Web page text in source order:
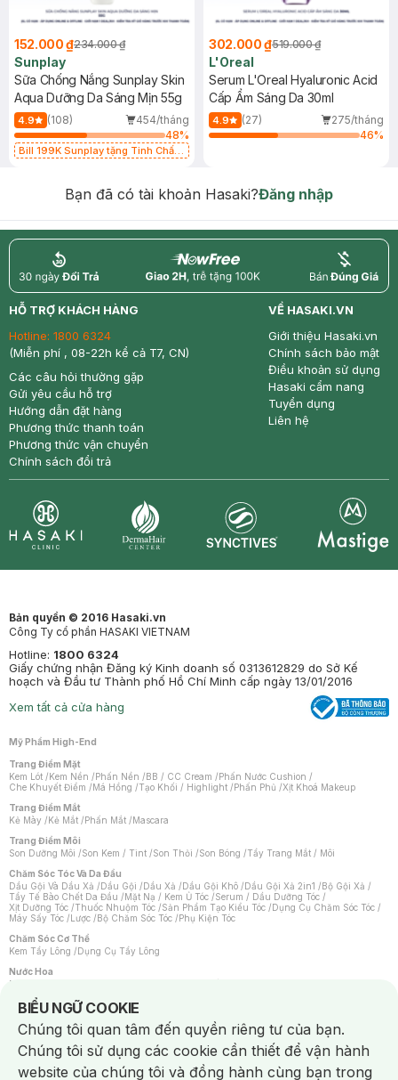
152.000 ₫234.000 ₫
Sunplay
Sữa Chống Nắng Sunplay Skin
Aqua Dưỡng Da Sáng Mịn 55g
4.9 (108)
454/tháng
48%
Bill 199K Sunplay tặng Tinh Chất
302.000 ₫519.000 ₫
L'Oreal
Serum L'Oreal Hyaluronic Acid
Cấp Ẩm Sáng Da 30ml
4.9 (27)
275/tháng
46%
Bạn đã có tài khoản Hasaki?Đăng nhập
return nowfree price
HỖ TRỢ KHÁCH HÀNG
Hotline: 1800 6324
(Miễn phí , 08-22h kể cả T7, CN)
Các câu hỏi thường gặp
Gửi yêu cầu hỗ trợ
Hướng dẫn đặt hàng
Phương thức thanh toán
Phương thức vận chuyển
Chính sách đổi trả
VỀ HASAKI.VN
Giới thiệu Hasaki.vn
Chính sách bảo mật
Điều khoản sử dụng
Hasaki cẩm nang
Tuyển dụng
Liên hệ
Bản quyền © 2016 Hasaki.vn
Công Ty cổ phần HASAKI VIETNAM
Hotline: 1800 6324
Giấy chứng nhận Đăng ký Kinh doanh số 0313612829 do Sở Kế
hoạch và Đầu tư Thành phố Hồ Chí Minh cấp ngày 13/01/2016
Xem tất cả cửa hàng
Mỹ Phẩm High-End
Trang Điểm Mặt
Kem Lót /Kem Nền /Phấn Nền /BB / CC Cream /Phấn Nước Cushion /
Che Khuyết Điểm /Má Hồng /Tạo Khối / Highlight /Phấn Phủ /Xịt Khoá Makeup
Trang Điểm Mắt
Kẻ Mày /Kẻ Mắt /Phấn Mắt /Mascara
Trang Điểm Môi
Son Dưỡng Môi /Son Kem / Tint /Son Thỏi /Son Bóng /Tẩy Trang Mắt / Môi
Chăm Sóc Tóc Và Da Đầu
Dầu Gội Và Dầu Xả /Dầu Gội /Dầu Xả /Dầu Gội Khô /Dầu Gội Xả 2in1 /Bộ Gội Xả /
Tẩy Tế Bào Chết Da Đầu /Mặt Nạ / Kem Ủ Tóc /Serum / Dầu Dưỡng Tóc /
Xịt Dưỡng Tóc /Thuốc Nhuộm Tóc /Sản Phẩm Tạo Kiểu Tóc /Dụng Cụ Chăm Sóc Tóc /
Máy Sấy Tóc /Lược /Bộ Chăm Sóc Tóc /Phụ Kiện Tóc
Chăm Sóc Cơ Thể
Kem Tẩy Lông /Dụng Cụ Tẩy Lông
Nước Hoa
Nước Hoa Nữ
Chăm Sóc Cá Nhân
Chống Muỗi /Khẩu Trang /Máy Massage/Mặt Nạ Xông Hơi /Nước Rửa Tay/
Sản Phẩm Chăm Sóc Khác /Bàn Chải Đánh Răng /Bàn Chải Điện/
Hỗ Trợ Trắng Răng/Kem Đánh Răng /Máy Tăm Nước/ Nước Súc Miệng/
Tăm / Chỉ Nha Khoa/ Xịt Thơm Miệng / Dung Dịch Vệ Sinh/Dưỡng Vùng Kín/
Khăn Ướt Vệ Sinh Vùng Kín/Băng Vệ Sinh/Tampon/Bọt Cạo Râu /Dao Cạo Râu/
BIỂU NGỮ COOKIE
Notice about cookies usage
Chúng tôi quan tâm đến quyền riêng tư của bạn.
Chúng tôi sử dụng các cookie cần thiết để vận hành
website của chúng tôi và đồng hành cùng bạn trong